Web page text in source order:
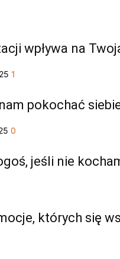
wpływa na
1
pokochać
0
jeśli nie
których się